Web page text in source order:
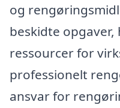
og
beskidte
ressourcer for
professionelt
ansvar for